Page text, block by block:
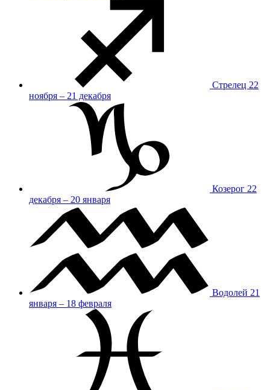
Стрелец 22
ноября – 21 декабря
Козерог 22
декабря – 20 января
Водолей 21
января – 18 февраля